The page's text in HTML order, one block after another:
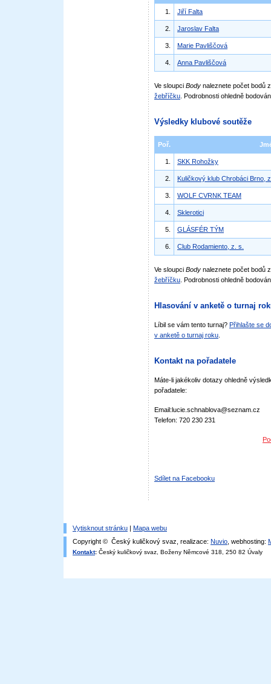
1. Jiří Falta
2. Jaroslav Falta
3. Marie Pavliščová
4. Anna Pavliščová
Ve sloupci Body naleznete počet bodů
žebříčku . Podrobnosti ohledně
Výsledky klubové soutěže
Poř.
1. SKK Rohožky
2. Kuličkový klub Chrobáci Brno,
3. WOLF CVRNK TEAM
4. Sklerotici
5. GLÁSFÉR TÝM
6. Club Rodamiento, z. s.
Ve sloupci Body naleznete počet bodů
žebříčku . Podrobnosti ohledně
Hlasování v anketě o turnaj
Líbil se vám tento turnaj? Přihlašte se
v anketě o turnaj roku
Kontakt na pořadatele
Máte-li jakékoliv dotazy ohledně
pořadatele:
Email:lucie.schnablova@seznam.cz
Telefon: 720 230 231
Sdílet na Facebooku
Vytisknout stránku | Mapa webu
Copyright © Český kuličkový svaz, realizace: Nuvio , webhosting:
Kontakt: Český kuličkový svaz, Boženy Němcové 318, 250 82 Úvaly